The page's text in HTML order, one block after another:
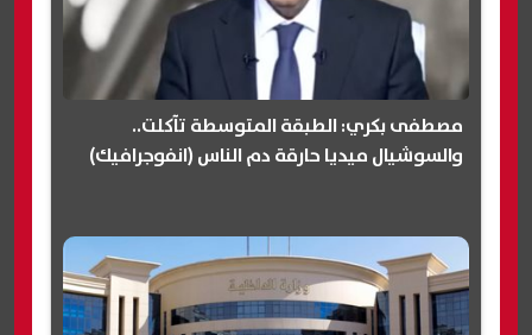
مصطفى بكري: الطبقة المتوسطة تآكلت..
والسوشيال ميديا حارقة دم الناس (انفوجرافيك)